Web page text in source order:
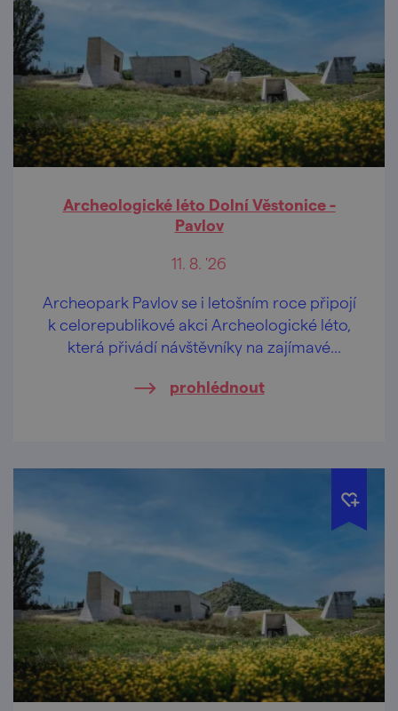
Archeologické léto Dolní Věstonice -
Pavlov
11. 8. '26
Archeopark Pavlov se i letošním roce připojí
k celorepublikové akci Archeologické léto,
která přivádí návštěvníky na zajímavé
odborníků z archeologických ústavů, muzeí
prohlédnout